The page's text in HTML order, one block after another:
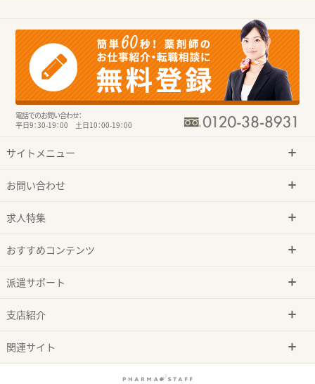
電話でのお問い合わせ：
平日9：30-19：00 土日10：00-19：00
サイトメニュー
お問い合わせ
求人特集
おすすめコンテンツ
派遣サポート
支店紹介
関連サイト